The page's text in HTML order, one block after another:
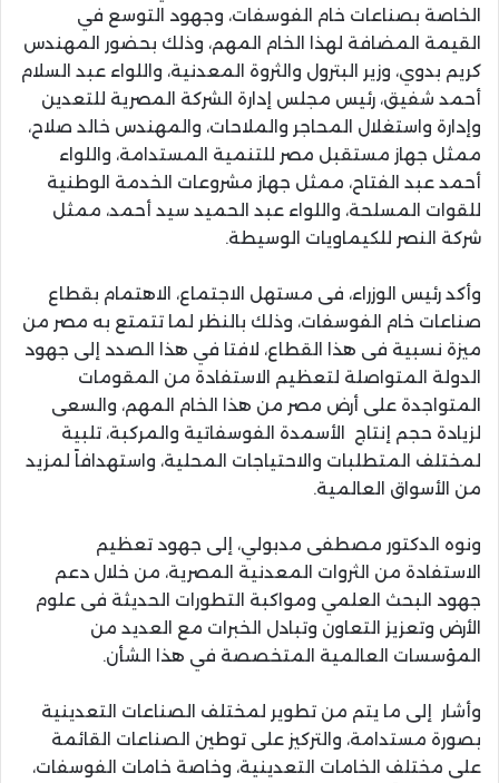
الخاصة بصناعات خام الفوسفات، وجهود التوسع في
القيمة المضافة لهذا الخام المهم، وذلك بحضور المهندس
كريم بدوي، وزير البترول والثروة المعدنية، واللواء عبد السلام
أحمد شفيق، رئيس مجلس إدارة الشركة المصرية للتعدين
وإدارة واستغلال المحاجر والملاحات، والمهندس خالد صلاح،
ممثل جهاز مستقبل مصر للتنمية المستدامة، واللواء
أحمد عبد الفتاح، ممثل جهاز مشروعات الخدمة الوطنية
للقوات المسلحة، واللواء عبد الحميد سيد أحمد، ممثل
شركة النصر للكيماويات الوسيطة.
وأكد رئيس الوزراء، فى مستهل الاجتماع، الاهتمام بقطاع
صناعات خام الفوسفات، وذلك بالنظر لما تتمتع به مصر من
ميزة نسبية فى هذا القطاع، لافتا في هذا الصدد إلى جهود
الدولة المتواصلة لتعظيم الاستفادة من المقومات
المتواجدة على أرض مصر من هذا الخام المهم، والسعى
لزيادة حجم إنتاج الأسمدة الفوسفاتية والمركبة، تلبية
لمختلف المتطلبات والاحتياجات المحلية، واستهدافاً لمزيد
من الأسواق العالمية.
ونوه الدكتور مصطفى مدبولي، إلى جهود تعظيم
الاستفادة من الثروات المعدنية المصرية، من خلال دعم
جهود البحث العلمي ومواكبة التطورات الحديثة فى علوم
الأرض وتعزيز التعاون وتبادل الخبرات مع العديد من
المؤسسات العالمية المتخصصة في هذا الشأن.
وأشار إلى ما يتم من تطوير لمختلف الصناعات التعدينية
بصورة مستدامة، والتركيز على توطين الصناعات القائمة
على مختلف الخامات التعدينية، وخاصة خامات الفوسفات،